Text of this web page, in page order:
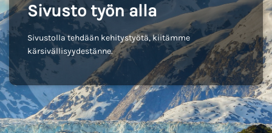
Sivusto työn alla
Sivustolla tehdään kehitystyötä, kiitämme
kärsivällisyydestänne.